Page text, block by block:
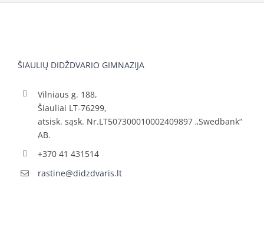
ŠIAULIŲ DIDŽDVARIO GIMNAZIJA
Vilniaus g. 188,
Šiauliai LT-76299,
atsisk. sąsk. Nr.LT507300010002409897 „Swedbank“
AB.
+370 41 431514
rastine@didzdvaris.lt